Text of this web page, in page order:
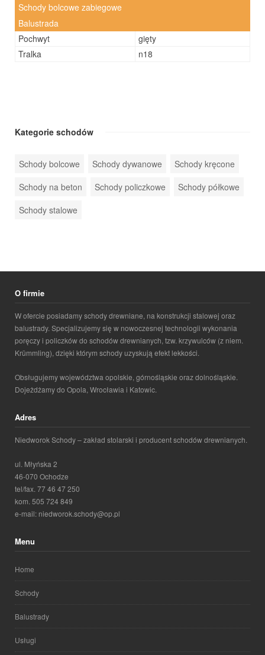
Schody bolcowe zabiegowe
Balustrada
Pochwyt
gięty
Tralka
n18
Kategorie schodów
Schody bolcowe Schody dywanowe
Schody kręcone
Schody na beton
Schody policzkowe
Schody półkowe
Schody stalowe
O firmie
W ofercie posiadamy schody drewniane, na konstrukcji stalowej oraz
balustrady. Specjalizujemy się w nowoczesnej technologii wykonania
poręczy i policzków do schodów drewnianych, tzw. krzywulców (z niem.
Krümmling), dzięki którym schody uzyskują efekt lekkości.
Obsługujemy województwa opolskie, górnośląskie oraz dolnośląskie.
Dojeżdżamy do Opola, Wrocławia i Katowic.
Adres
Niedworok Schody – zakład stolarski i producent schodów drewnianych.
ul. Młyńska 2
46-070 Ochodze
tel/fax. 77 46 47 250
kom. 505 724 849
e-mail: niedworok.schody@op.pl
Menu
Home
Schody
Balustrady
Usługi